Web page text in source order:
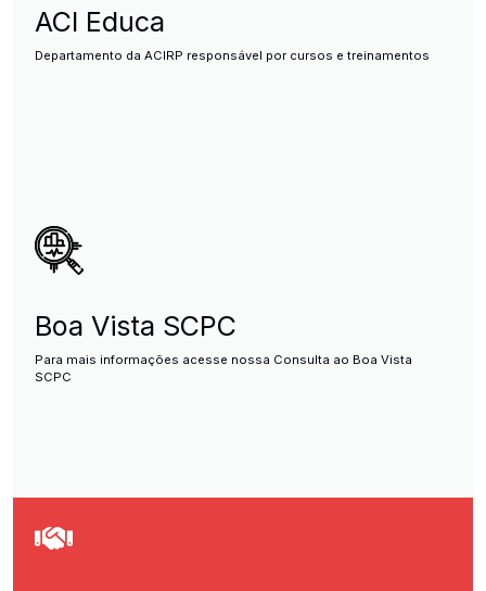
ACI Educa
Departamento da ACIRP responsável por cursos e treinamentos
Boa Vista SCPC
Para mais informações acesse nossa Consulta ao Boa Vista
SCPC